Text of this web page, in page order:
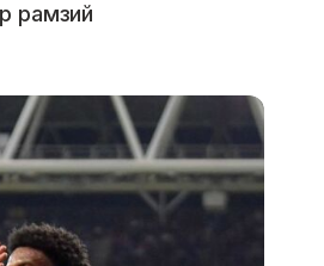
рамзий